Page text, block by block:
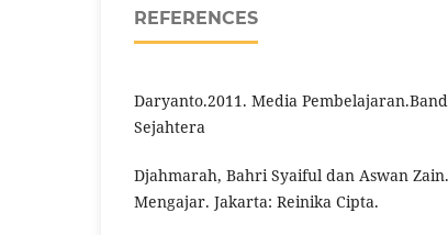
REFERENCES
Daryanto.2011. Media
Sejahtera
Djahmarah, Bahri Syaiful dan Aswan
Mengajar. Jakarta: Reinika Cipta.